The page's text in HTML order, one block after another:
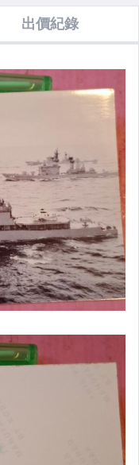
片 照相機 現況
賣)J 660
出價紀錄